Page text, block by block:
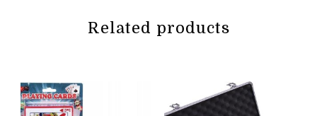
Related products